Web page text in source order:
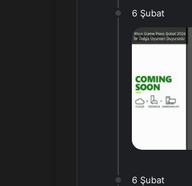
6 Şubat
6 Şubat